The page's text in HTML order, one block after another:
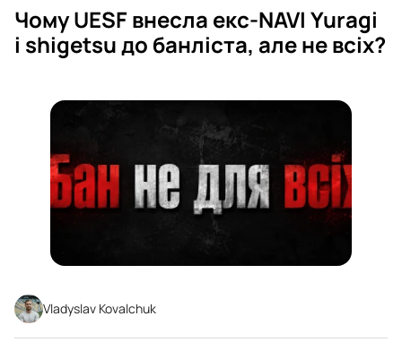
Чому UESF внесла екс-NAVI Yuragi
і shigetsu до банліста, але не всіх?
Vladyslav Kovalchuk